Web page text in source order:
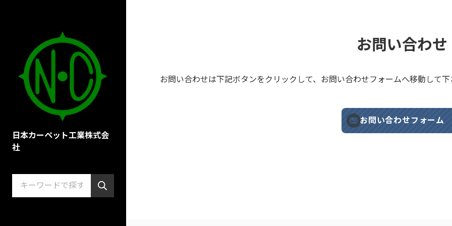
日本カーペット工業株式会
社
お問い合わせ
お問い合わせは下記ボタンをクリックして、お問い合わせフォームへ移動して
お問い合わせフォーム